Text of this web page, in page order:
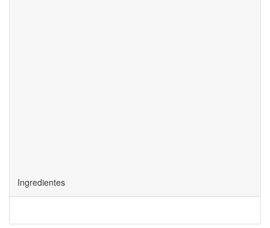
Ingredientes